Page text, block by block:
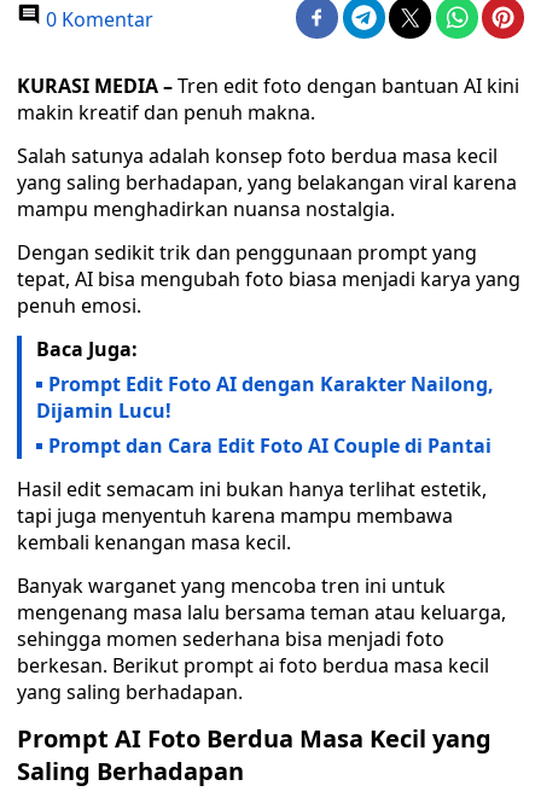
0 Komentar
KURASI MEDIA –Tren edit foto dengan bantuan AI kini
makin kreatif dan penuh makna.
Salah satunya adalah konsep foto berdua masa kecil
yang saling berhadapan, yang belakangan viral karena
mampu menghadirkan nuansa nostalgia.
Dengan sedikit trik dan penggunaan prompt yang
tepat, AI bisa mengubah foto biasa menjadi karya yang
penuh emosi.
Baca Juga:
Prompt Edit Foto AI dengan Karakter Nailong,
Dijamin Lucu!
Prompt dan Cara Edit Foto AI Couple di Pantai
Hasil edit semacam ini bukan hanya terlihat estetik,
tapi juga menyentuh karena mampu membawa
kembali kenangan masa kecil.
Banyak warganet yang mencoba tren ini untuk
mengenang masa lalu bersama teman atau keluarga,
sehingga momen sederhana bisa menjadi foto
berkesan. Berikut prompt ai foto berdua masa kecil
yang saling berhadapan.
Prompt AI Foto Berdua Masa Kecil yang
Saling Berhadapan